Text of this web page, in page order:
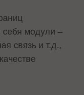
себя модули –
связь и т.д.,